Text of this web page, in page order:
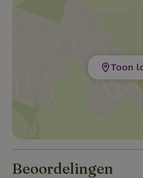
Toon
Beoordelingen